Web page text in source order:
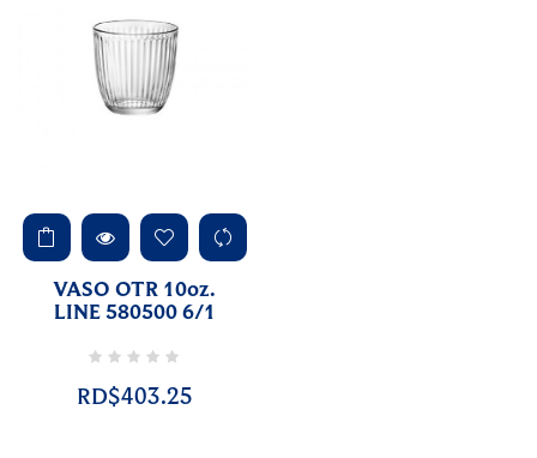
VASO OTR 10oz.
LINE 580500 6/1
RD$403.25